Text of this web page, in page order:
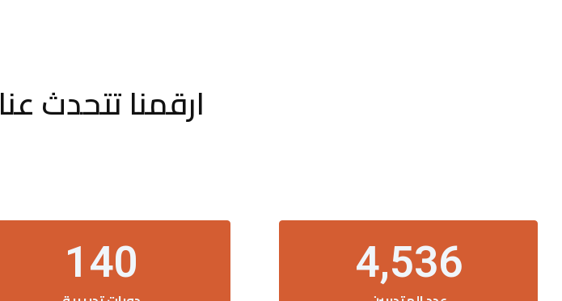
ارقمنا تتحدث عنا
4,536
140